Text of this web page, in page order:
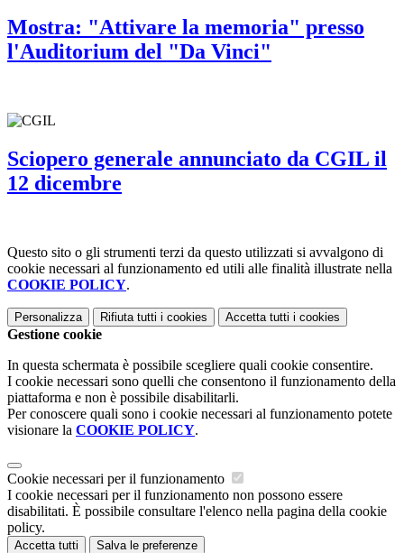
Mostra: "Attivare la memoria" presso
l'Auditorium del "Da Vinci"
Sciopero generale annunciato da CGIL il
12 dicembre
Questo sito o gli strumenti terzi da questo utilizzati si avvalgono di
cookie necessari al funzionamento ed utili alle finalità illustrate nella
COOKIE POLICY.
Personalizza Rifiuta tutti i cookies Accetta tutti i cookies
Gestione cookie
In questa schermata è possibile scegliere quali cookie consentire.
I cookie necessari sono quelli che consentono il funzionamento della
piattaforma e non è possibile disabilitarli.
Per conoscere quali sono i cookie necessari al funzionamento potete
visionare la COOKIE POLICY.
Cookie necessari per il funzionamento
I cookie necessari per il funzionamento non possono essere
disabilitati. È possibile consultare l'elenco nella pagina della cookie
policy.
Accetta tutti Salva le preferenze